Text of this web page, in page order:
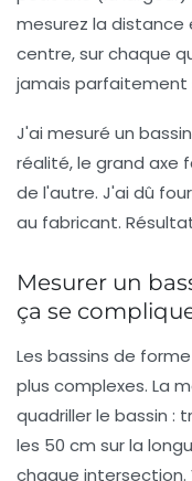
mesurez la distance
centre, sur chaque
jamais parfaitement
J'ai mesuré un
réalité, le grand axe
de l'autre. J'ai dû
au fabricant.
Mesurer un
ça se
Les bassins de
plus complexes. La
quadriller le bassin :
les 50 cm sur la
chaque